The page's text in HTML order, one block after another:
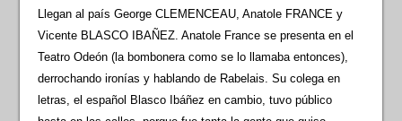
Llegan al país George CLEMENCEAU, Anatole FRANCE y
Vicente BLASCO IBAÑEZ. Anatole France se presenta en el
Teatro Odeón (la bombonera como se lo llamaba entonces),
derrochando ironías y hablando de Rabelais. Su colega en
letras, el español Blasco Ibáñez en cambio, tuvo público